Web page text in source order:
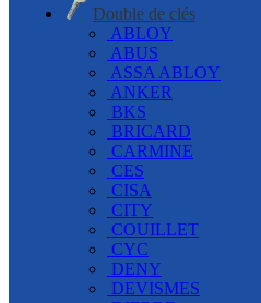
Double de clés
ABLOY
ABUS
ASSA ABLOY
ANKER
BKS
BRICARD
CARMINE
CES
CISA
CITY
COUILLET
CYC
DENY
DEVISMES